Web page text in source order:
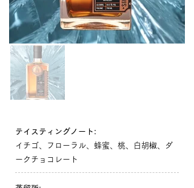
テイスティングノート:
イチゴ、フローラル、蜂蜜、桃、白胡椒、ダ
ークチョコレート